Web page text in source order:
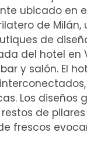
ubicado en
de Milán,
de
del hotel en
y salón. El
Los diseños
restos de
frescos